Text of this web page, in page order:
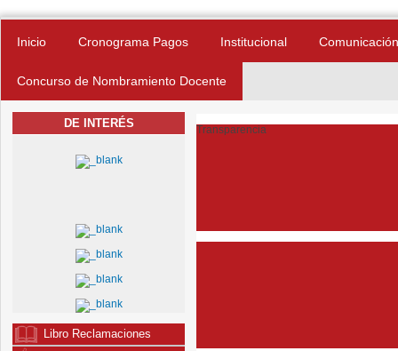
Inicio Cronograma Pagos Institucional Comunicación
Concurso de Nombramiento Docente
DE INTERÉS
Libro Reclamaciones
Transparencia